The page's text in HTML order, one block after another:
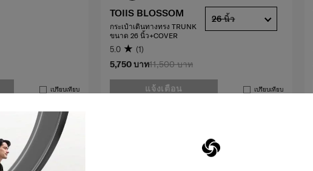
เปรียบเทียบ
11,500 บาท
5,750 บาท
แจ้งเตือน เปรียบเทียบ
TOIIS BLOSSOM
กระเป๋าเดินทางทรง TRUNK
ขนาด 26 นิ้ว+COVER
5.0 (1)
26 นิ้ว